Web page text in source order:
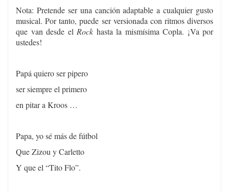
Nota: Pretende ser una canción adaptable a cualquier gusto
musical. Por tanto, puede ser versionada con ritmos diversos
que van desde el Rock hasta la mismísima Copla. ¡Va por
ustedes!
Papá quiero ser pipero
ser siempre el primero
en pitar a Kroos …
Papa, yo sé más de fútbol
Que Zizou y Carletto
Y que el “Tito Flo”.